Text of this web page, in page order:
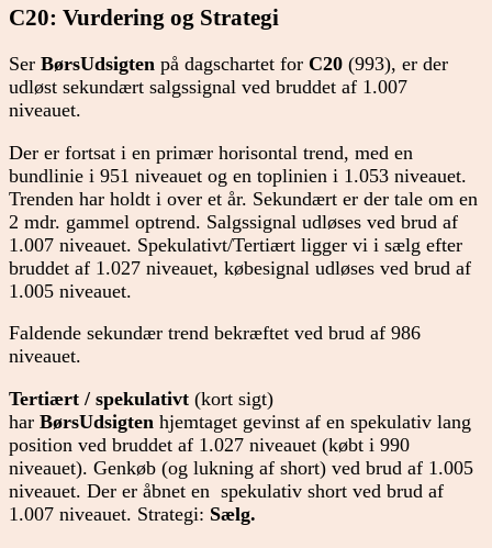
C20: Vurdering og Strategi
Ser BørsUdsigten på dagschartet for C20 (993), er der
udløst sekundært salgssignal ved bruddet af 1.007
niveauet.
Der er fortsat i en primær horisontal trend, med en
bundlinie i 951 niveauet og en toplinien i 1.053 niveauet.
Trenden har holdt i over et år. Sekundært er der tale om en
2 mdr. gammel optrend. Salgssignal udløses ved brud af
1.007 niveauet. Spekulativt/Tertiært ligger vi i sælg efter
bruddet af 1.027 niveauet, købesignal udløses ved brud af
1.005 niveauet.
Faldende sekundær trend bekræftet ved brud af 986
niveauet.
Tertiært / spekulativt (kort sigt)
har BørsUdsigten hjemtaget gevinst af en spekulativ lang
position ved bruddet af 1.027 niveauet (købt i 990
niveauet). Genkøb (og lukning af short) ved brud af 1.005
niveauet. Der er åbnet en spekulativ short ved brud af
1.007 niveauet. Strategi: Sælg.